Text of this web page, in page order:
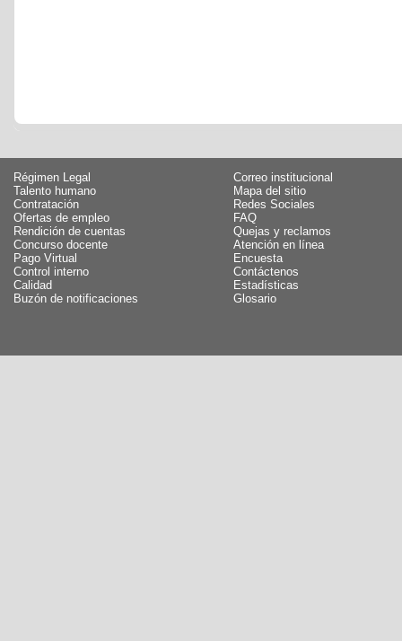
Régimen Legal
Talento humano
Contratación
Ofertas de empleo
Rendición de cuentas
Concurso docente
Pago Virtual
Control interno
Calidad
Buzón de notificaciones
Correo institucional
Mapa del sitio
Redes Sociales
FAQ
Quejas y reclamos
Atención en línea
Encuesta
Contáctenos
Estadísticas
Glosario